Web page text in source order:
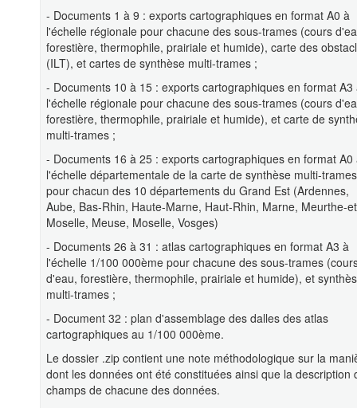
- Documents 1 à 9 : exports cartographiques en format A0 à
l'échelle régionale pour chacune des sous-trames (cours
forestière, thermophile, prairiale et humide), carte des
(ILT), et cartes de synthèse multi-trames ;
- Documents 10 à 15 : exports cartographiques en format A3
l'échelle régionale pour chacune des sous-trames (cours
forestière, thermophile, prairiale et humide), et carte de
multi-trames ;
- Documents 16 à 25 : exports cartographiques en format A0
l'échelle départementale de la carte de synthèse multi-trames
pour chacun des 10 départements du Grand Est (Ardennes,
Aube, Bas-Rhin, Haute-Marne, Haut-Rhin, Marne, Meurthe-
Moselle, Meuse, Moselle, Vosges)
- Documents 26 à 31 : atlas cartographiques en format A3 à
l'échelle 1/100 000ème pour chacune des sous-trames
d'eau, forestière, thermophile, prairiale et humide), et
multi-trames ;
- Document 32 : plan d'assemblage des dalles des atlas
cartographiques au 1/100 000ème.
Le dossier .zip contient une note méthodologique sur la
dont les données ont été constituées ainsi que la description
champs de chacune des données.